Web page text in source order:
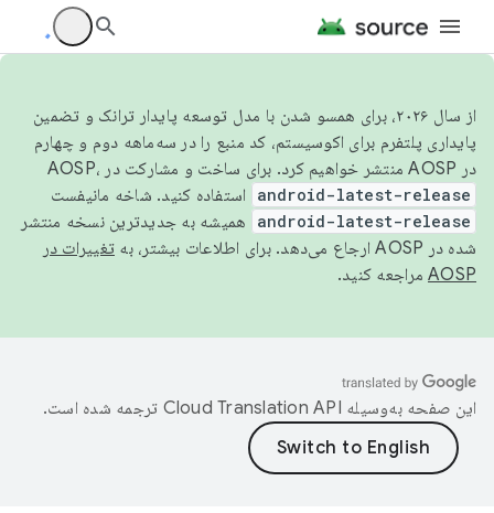
از سال ۲۰۲۶، برای همسو شدن با مدل توسعه پایدار ترانک و تضمین
پایداری پلتفرم برای اکوسیستم، کد منبع را در سه‌ماهه دوم و چهارم
در AOSP منتشر خواهیم کرد. برای ساخت و مشارکت در AOSP،
android-latest-release استفاده کنید. شاخه مانیفست
android-latest-release
همیشه به جدیدترین نسخه منتشر
شده در AOSP ارجاع می‌دهد. برای اطلاعات بیشتر، به
تغییرات در
AOSP مراجعه کنید.
این صفحه به‌وسیله ترجمه شده است.